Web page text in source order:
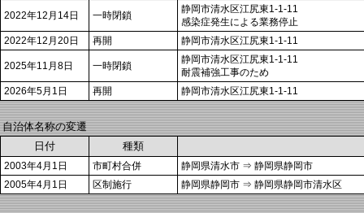
2022年12月14日 一時閉鎖
静岡市清水区江尻東1-1-11
感染症発生による業務停止
2022年12月20日
再開 静岡市清水区江尻東1-1-11
2025年11月8日 一時閉鎖
静岡市清水区江尻東1-1-11
耐震補強工事のため
2026年5月1日
再開 静岡市清水区江尻東1-1-11
自治体名称の変遷
日付
種類
2003年4月1日 市町村合併
静岡県清水市 ⇒ 静岡県静岡市
2005年4月1日
区制施行 静岡県静岡市 ⇒ 静岡県静岡市清水区